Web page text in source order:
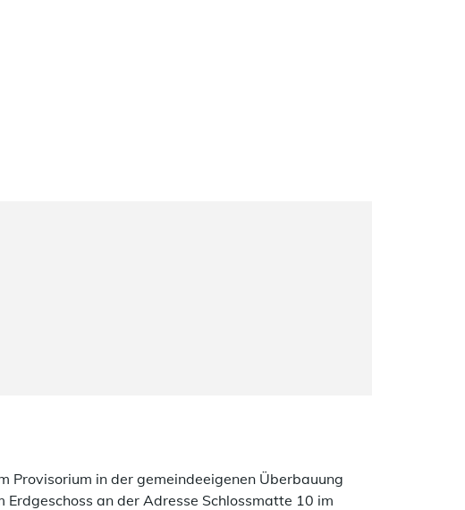
Provisorium in der gemeindeeigenen Überbauung
an der Adresse Schlossmatte 10 im